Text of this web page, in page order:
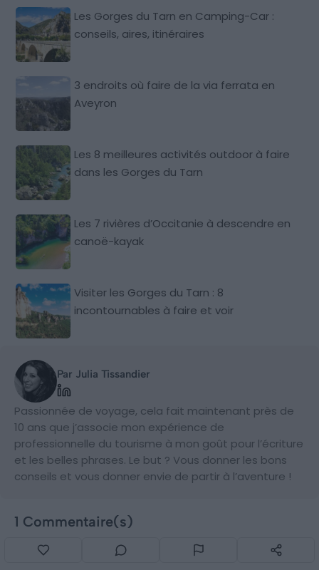
Les Gorges du Tarn en Camping-Car :
conseils, aires, itinéraires
3 endroits où faire de la via ferrata en
Aveyron
Les 8 meilleures activités outdoor à faire
dans les Gorges du Tarn
Les 7 rivières d’Occitanie à descendre en
canoë-kayak
Visiter les Gorges du Tarn : 8
incontournables à faire et voir
Par Julia Tissandier
Passionnée de voyage, cela fait maintenant près de
10 ans que j’associe mon expérience de
professionnelle du tourisme à mon goût pour l’écriture
et les belles phrases. Le but ? Vous donner les bons
conseils et vous donner envie de partir à l’aventure !
1 Commentaire(s)